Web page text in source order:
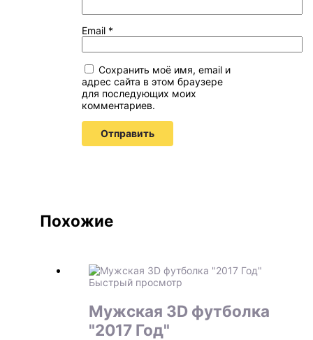
Email *
Сохранить моё имя, email и
адрес сайта в этом браузере
для последующих моих
комментариев.
Похожие
Быстрый просмотр
Мужская 3D футболка
"2017 Год"